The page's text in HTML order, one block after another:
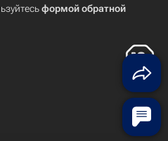
формой обратной